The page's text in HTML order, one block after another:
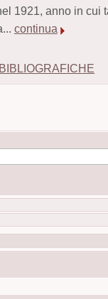
1921, anno in
continua